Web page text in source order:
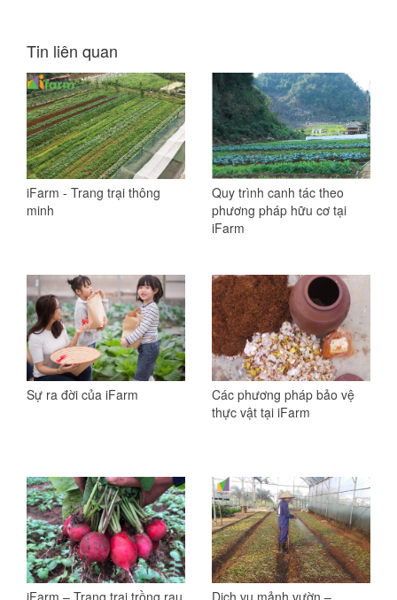
Tin liên quan
iFarm - Trang trại thông
minh
Quy trình canh tác theo
phương pháp hữu cơ tại
iFarm
Sự ra đời của iFarm
Các phương pháp bảo vệ
thực vật tại iFarm
iFarm – Trang trại trồng rau
Dịch vụ mảnh vườn –